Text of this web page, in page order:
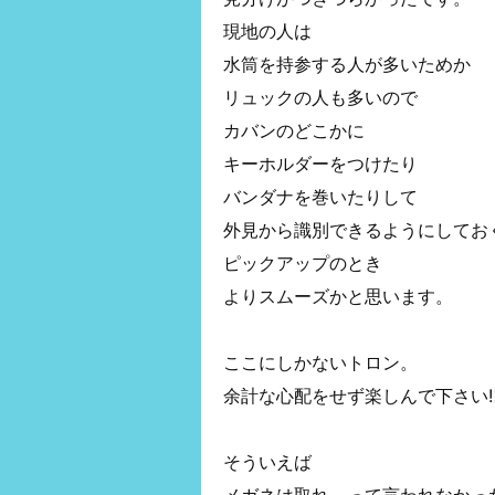
現地の人は
水筒を持参する人が多いためか
リュックの人も多いので
カバンのどこかに
キーホルダーをつけたり
バンダナを巻いたりして
外見から識別できるようにしてお
ピックアップのとき
よりスムーズかと思います。
ここにしかないトロン。
余計な心配をせず楽しんで下さい
そういえば